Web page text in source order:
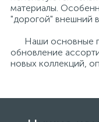
материалы.
"дорогой" внешний
Наши основные
обновление
новых коллекций,